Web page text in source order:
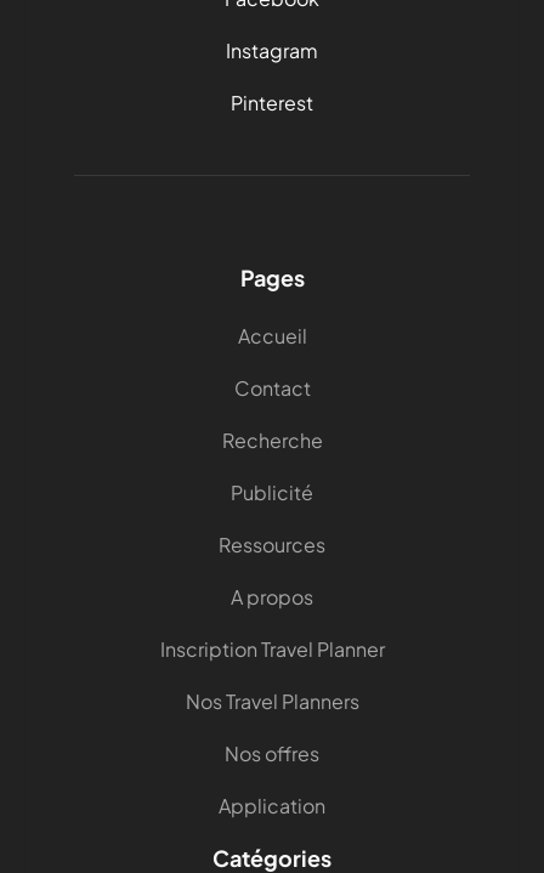
Instagram
Pinterest
Pages
Accueil
Contact
Recherche
Publicité
Ressources
A propos
Inscription Travel Planner
Nos Travel Planners
Nos offres
Application
Catégories